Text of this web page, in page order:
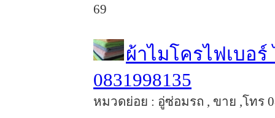
69
ผ้าไมโครไฟเบอ
0831998135
หมวดย่อย : อู่ซ่อมรถ , ขาย ,โทร